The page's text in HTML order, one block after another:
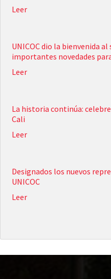
Leer
UNICOC dio la bienvenida
importantes novedades
Leer
La historia continúa:
Cali
Leer
Designados los nuevos
UNICOC
Leer